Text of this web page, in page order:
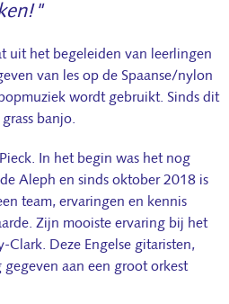
uit het begeleiden van leerlingen
van les op de Spaanse/nylon
wordt gebruikt. Sinds dit
banjo.
In het begin was het nog
Aleph en sinds oktober 2018 is
team, ervaringen en kennis
Zijn mooiste ervaring bij het
Clark. Deze Engelse gitaristen,
aan een groot orkest